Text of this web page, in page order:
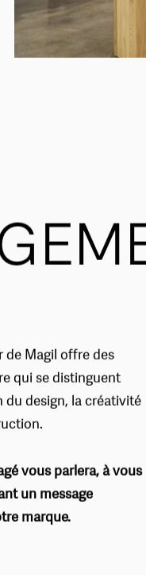
de Magil offre des
qui se distinguent
design, la créativité
vous parlera, à vous
un message